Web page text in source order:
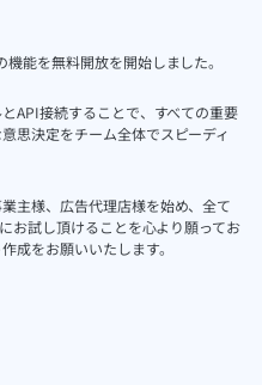
能を無料開放を開始しました。
API接続することで、すべての重要
思決定をチーム全体でスピーディ
主様、広告代理店様を始め、全て
お試し頂けることを心より願ってお
成をお願いいたします。